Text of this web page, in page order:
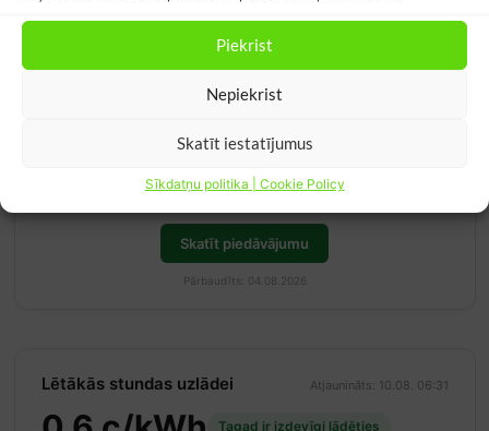
Piekrist
Nepiekrist
Skatīt iestatījumus
Sīkdatņu politika | Cookie Policy
PUBLISKĀ UZLĀDE
Electra lietotnē ievadi kodu KARLIS-5AC0B6, kad izveido
kontu, lai saņemtu 50% atlaidi savai pirmajai uzlādei.
Skatīt piedāvājumu
Pārbaudīts: 04.08.2026
Lētākās stundas uzlādei Atjaunināts: 10.08. 06:31
Tagad ir izdevīgi lādēties